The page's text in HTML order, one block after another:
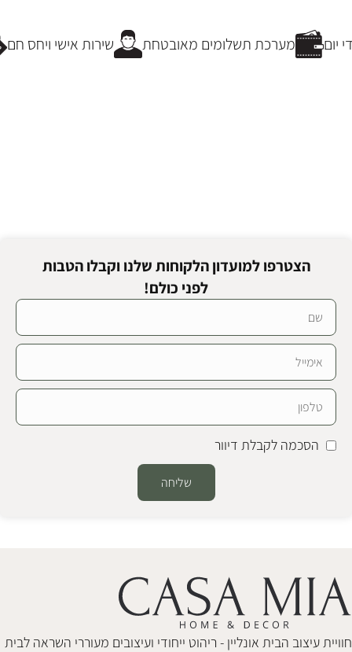
שירות אישי ויחס חם מערכת תשלומים מאובטחת יום
הצטרפו למועדון הלקוחות שלנו וקבלו הטבות
לפני כולם!
הסכמה לקבלת דיוור
שליחה
חוויית עיצוב הבית אונליין - ריהוט ייחודי ועיצובים מעוררי השראה לבית